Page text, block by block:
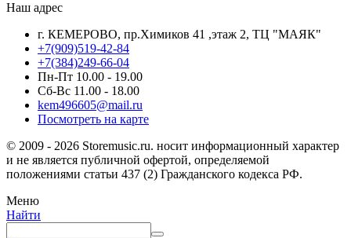
Наш адрес
г. КЕМЕРОВО, пр.Химиков 41 ,этаж 2, ТЦ "МАЯК"
+7(909)519-42-84
+7(384)249-66-04
Пн-Пт 10.00 - 19.00
Сб-Вс 11.00 - 18.00
kem496605@mail.ru
Посмотреть на карте
© 2009 - 2026 Storemusic.ru. носит информационный характер
и не является публичной офертой, определяемой
положениями статьи 437 (2) Гражданского кодекса РФ.
Меню
Найти